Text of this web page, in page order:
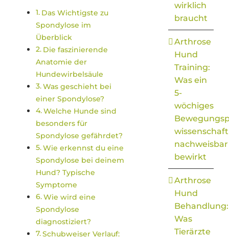
Das Wichtigste zu
Spondylose im
Überblick
Die faszinierende
Anatomie der
Hundewirbelsäule
Was geschieht bei
einer Spondylose?
Welche Hunde sind
besonders für
Spondylose gefährdet?
Wie erkennst du eine
Spondylose bei deinem
Hund? Typische
Symptome
Wie wird eine
Spondylose
diagnostiziert?
Schubweiser Verlauf:
wirklich
braucht
Arthrose
Hund
Training:
Was ein
5-
wöchiges
nachweisbar
bewirkt
Arthrose
Hund
Behandlung:
Was
Tierärzte